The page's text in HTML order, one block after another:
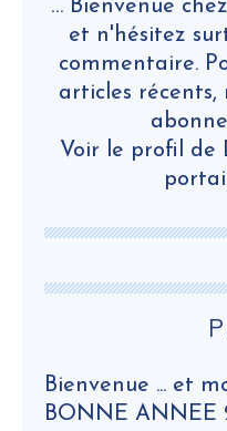
Bienvenue ... et
BONNE ANNEE
… Bienvenue
et n'hésitez
commentaire.
articles récents,
Voir le profil de